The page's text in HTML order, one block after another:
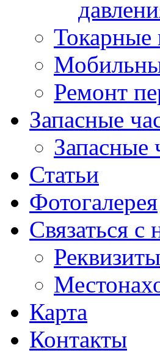
Токарные
Ремонт
Запасные
Запасные
Статьи
Фотогалерея
Связаться с
Реквизиты
Карта
Контакты